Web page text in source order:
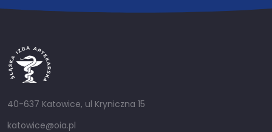
40-637 Katowice, ul Kryniczna 15
katowice@oia.pl